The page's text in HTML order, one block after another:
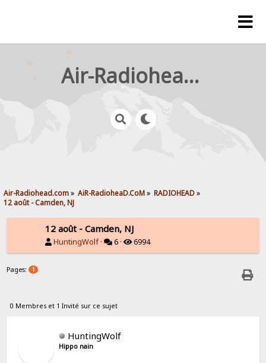
Air-Radiohead.com
Air-Radiohead.com» AiR-RadioheaD.CoM» RADIOHEAD»
12 août - Camden, NJ
12 août - Camden, NJ
HuntingWolf· 6 · 6994
Pages: 1
0 Membres et 1 Invité sur ce sujet
HuntingWolf
Hippo nain